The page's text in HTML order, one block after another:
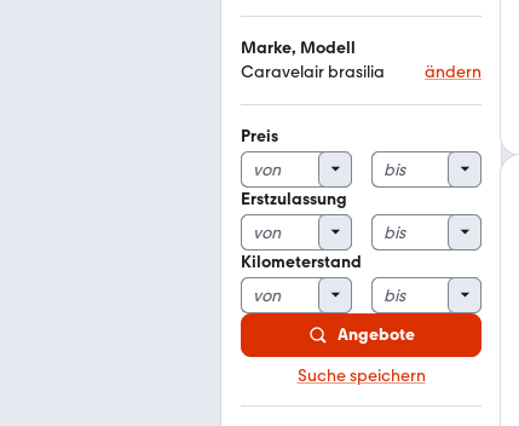
Marke, Modell
Caravelair brasilia
ändern
Preis
Erstzulassung
Kilometerstand
Angebote
Suche speichern